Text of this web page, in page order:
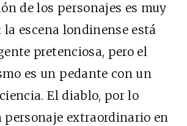
de los personajes es muy
escena londinense está
pretenciosa, pero el
es un pedante con un
El diablo, por lo
personaje extraordinario en